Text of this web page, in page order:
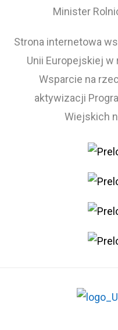
Minister
Strona internetowa
Unii Europejskiej w
Wsparcie na
aktywizacji
Wiejskich